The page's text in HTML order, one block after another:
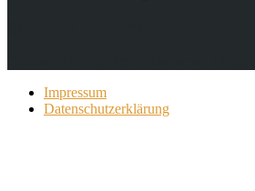
Impressum
Datenschutzerklärung